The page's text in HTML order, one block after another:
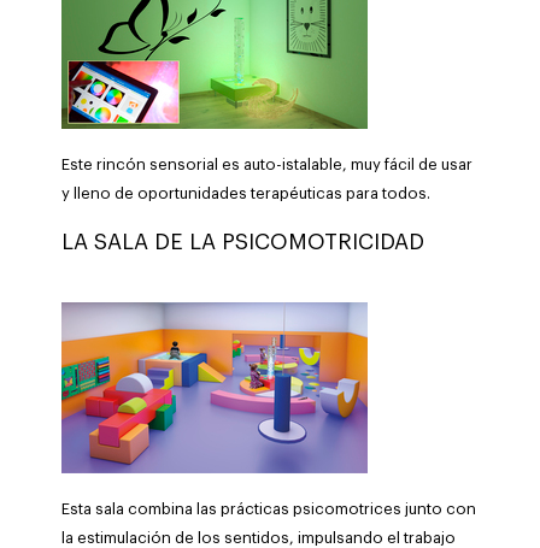
Este rincón sensorial es auto-istalable, muy fácil de usar
y lleno de oportunidades terapéuticas para todos.
LA SALA DE LA PSICOMOTRICIDAD
Esta sala combina las prácticas psicomotrices junto con
la estimulación de los sentidos, impulsando el trabajo